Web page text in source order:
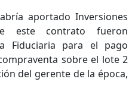
aportado Inversiones
este contrato fueron
Fiduciaria para el pago
sobre el lote 2
del gerente de la época,